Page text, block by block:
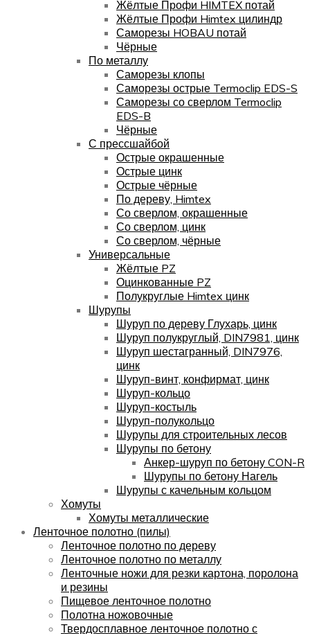
Жёлтые Профи HIMTEX потай
Жёлтые Профи Himtex цилиндр
Саморезы HOBAU потай
Чёрные
По металлу
Саморезы клопы
Саморезы острые Termoclip EDS-S
Саморезы со сверлом Termoclip
EDS-B
Чёрные
С прессшайбой
Острые окрашенные
Острые цинк
Острые чёрные
По дереву, Himtex
Со сверлом, окрашенные
Со сверлом, цинк
Со сверлом, чёрные
Универсальные
Жёлтые PZ
Оцинкованные PZ
Полукруглые Himtex цинк
Шурупы
Шуруп по дереву Глухарь, цинк
Шуруп полукруглый, DIN7981, цинк
Шуруп шестагранный, DIN7976,
цинк
Шуруп-винт, конфирмат, цинк
Шуруп-кольцо
Шуруп-костыль
Шуруп-полукольцо
Шурупы для строительных лесов
Шурупы по бетону
Анкер-шуруп по бетону CON-R
Шурупы по бетону Нагель
Шурупы с качельным кольцом
Хомуты
Хомуты металлические
Ленточное полотно (пилы)
Ленточное полотно по дереву
Ленточное полотно по металлу
Ленточные ножи для резки картона, поролона
и резины
Пищевое ленточное полотно
Полотна ножовочные
Твердосплавное ленточное полотно с